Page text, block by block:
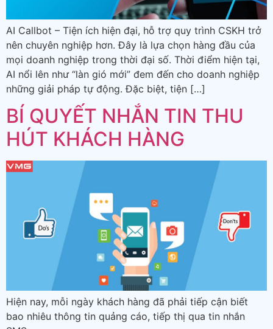
AI Callbot – Tiện ích hiện đại, hỗ trợ quy trình CSKH trở
nên chuyên nghiệp hơn. Đây là lựa chọn hàng đầu của
mọi doanh nghiệp trong thời đại số. Thời điểm hiện tại,
AI nổi lên như “làn gió mới” đem đến cho doanh nghiệp
những giải pháp tự động. Đặc biệt, tiện […]
BÍ QUYẾT NHẮN TIN THU
HÚT KHÁCH HÀNG
Hiện nay, mỗi ngày khách hàng đã phải tiếp cận biết
bao nhiêu thông tin quảng cáo, tiếp thị qua tin nhắn